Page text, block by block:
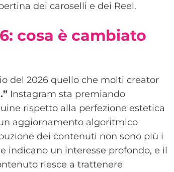
dei caroselli e dei Reel.
cosa è cambiato
del 2026 quello che molti creator
Instagram sta premiando
rispetto alla perfezione estetica
aggiornamento algoritmico
dei contenuti non sono più i
indicano un interesse profondo, e il
riesce a trattenere